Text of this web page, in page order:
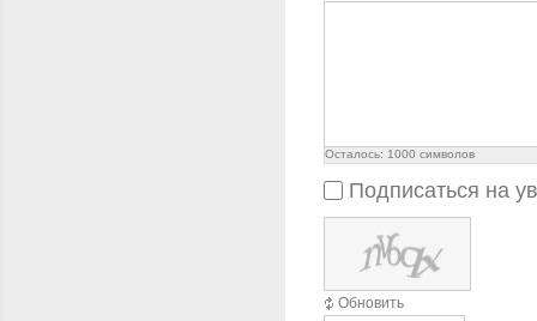
Осталось: 1000 символов
Подписаться на
Обновить